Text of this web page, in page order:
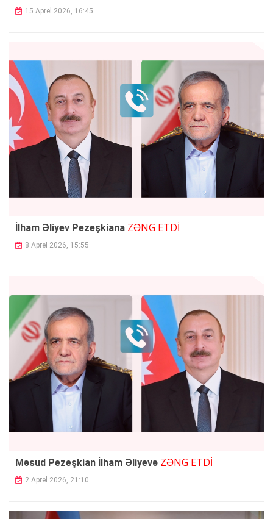
15 Aprel 2026, 16:45
İlham Əliyev Pezeşkiana ZƏNG ETDİ
8 Aprel 2026, 15:55
Məsud Pezeşkian İlham Əliyevə ZƏNG ETDİ
2 Aprel 2026, 21:10